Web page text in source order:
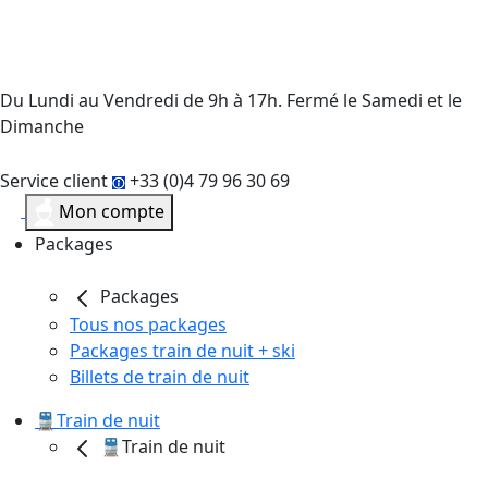
Du Lundi au Vendredi de 9h à 17h. Fermé le Samedi et le
Dimanche
Service client
+33 (0)4 79 96 30 69
Mon compte
Packages
Packages
Tous nos packages
Packages train de nuit + ski
Billets de train de nuit
🚆Train de nuit
🚆Train de nuit